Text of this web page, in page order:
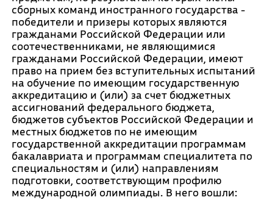
сборных команд иностранного государства -
победители и призеры которых являются
гражданами Российской Федерации или
соотечественниками, не являющимися
гражданами Российской Федерации, имеют
право на прием без вступительных испытаний
на обучение по имеющим государственную
аккредитацию и (или) за счет бюджетных
ассигнований федерального бюджета,
бюджетов субъектов Российской Федерации и
местных бюджетов по не имеющим
государственной аккредитации программам
бакалавриата и программам специалитета по
специальностям и (или) направлениям
подготовки, соответствующим профилю
международной олимпиады. В него вошли: